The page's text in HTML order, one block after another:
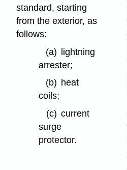
standard, starting
from the exterior, as
follows:
(a) lightning
arrester;
(b) heat
coils;
(c) current
surge
protector.